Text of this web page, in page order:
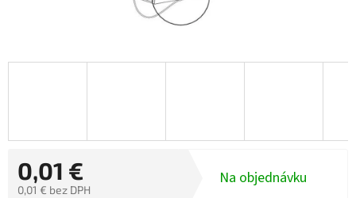
0,01 €
0,01 € bez DPH
Na objednávku